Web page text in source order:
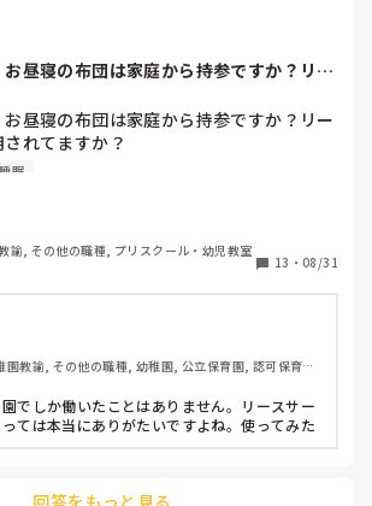
昼寝の布団は家庭から持参ですか？リー
昼寝の布団は家庭から持参ですか？リー
れてますか？
使われている場合、保護者にとっては荷物
トは何かありますか？
睡眠
諭, その他の職種, プリスクール・幼児教室
13 ・ 08/31
園教諭, その他の職種, 幼稚園, 公立保育園, 認可保育園,
でしか働いたことはありません。リースサー
ては本当にありがたいですよね。使ってみた
回答をもっと見る